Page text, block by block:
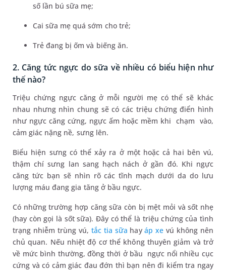
số lần bú sữa mẹ;
Cai sữa mẹ quá sớm cho trẻ;
Trẻ đang bị ốm và biếng ăn.
2. Căng tức ngực do sữa về nhiều có biểu hiện như
thế nào?
Triệu chứng ngực căng ở mỗi người mẹ có thể sẽ khác
nhau nhưng nhìn chung sẽ có các triệu chứng điển hình
như ngực căng cứng, ngực ấm hoặc mềm khi chạm vào,
cảm giác nặng nề, sưng lên.
Biểu hiện sưng có thể xảy ra ở một hoặc cả hai bên vú,
thậm chí sưng lan sang hạch nách ở gần đó. Khi ngực
căng tức bạn sẽ nhìn rõ các tĩnh mạch dưới da do lưu
lượng máu đang gia tăng ở bầu ngực.
Có những trường hợp căng sữa còn bị mệt mỏi và sốt nhẹ
(hay còn gọi là sốt sữa). Đây có thể là triệu chứng của tình
trạng nhiễm trùng vú, tắc tia sữa hayáp xe vú không nên
chủ quan. Nếu nhiệt độ cơ thể không thuyên giảm và trở
về mức bình thường, đồng thời ở bầu ngực nổi nhiều cục
cứng và có cảm giác đau đớn thì bạn nên đi kiểm tra ngay